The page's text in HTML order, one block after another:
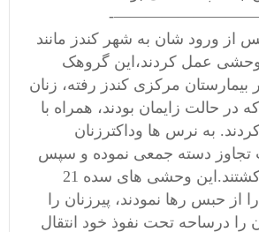
از ورود شان به شهر کندز مانند
وحشی عمل کردند،این گروهک
مرکزی کندز رفته، زنان
در حالت زایمان بودند، همراه با
کردند. به نرس ها وداکترزنان
تجاوز دسته جمعی نموده و سپس
همه ی ایشان را کشتند.این وحشی های سده 21
از حبس رها نمودند، پیرزنان را
را درساحه تحت نفوذ خود انتقال